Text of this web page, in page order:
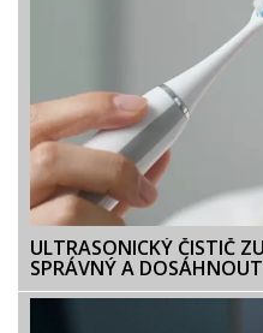
ULTRASONICKÝ ČISTIČ
SPRÁVNÝ A
DOMA